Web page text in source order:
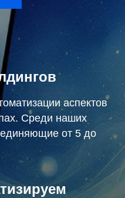
аспектов
Среди наших
от 5 до